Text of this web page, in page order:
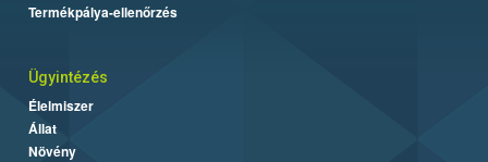
Termékpálya-ellenőrzés
Ügyintézés
Élelmiszer
Állat
Növény